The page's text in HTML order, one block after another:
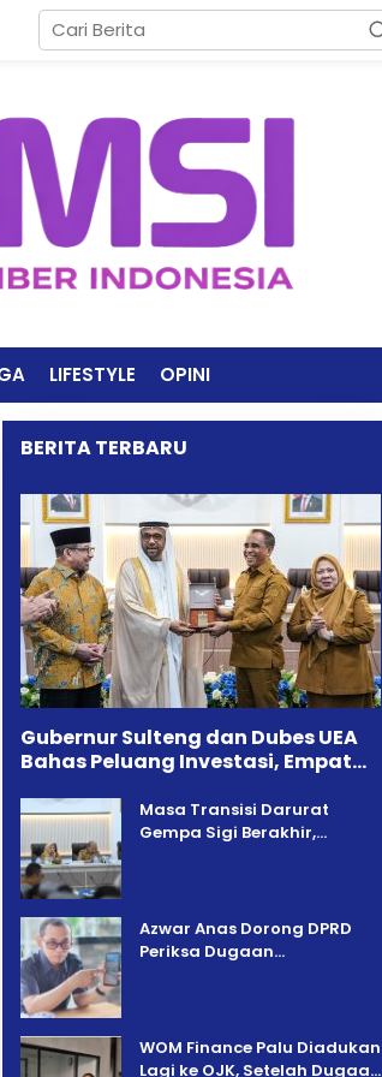
LIFESTYLE OPINI
BERITA TERBARU
Gubernur Sulteng dan Dubes UEA
Bahas Peluang Investasi, Empat
Masa Transisi Darurat
Gempa Sigi Berakhir,
Azwar Anas Dorong DPRD
Periksa Dugaan
‎WOM Finance Palu Diadukan
Lagi ke OJK, Setelah Dugaan